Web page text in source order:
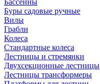
Бассейны
Буры садовые ручные
Вилы
Грабли
Колеса
Стандартные колеса
Лестницы и стремянки
Двухсекционные лестницы
Лестницы трансформеры